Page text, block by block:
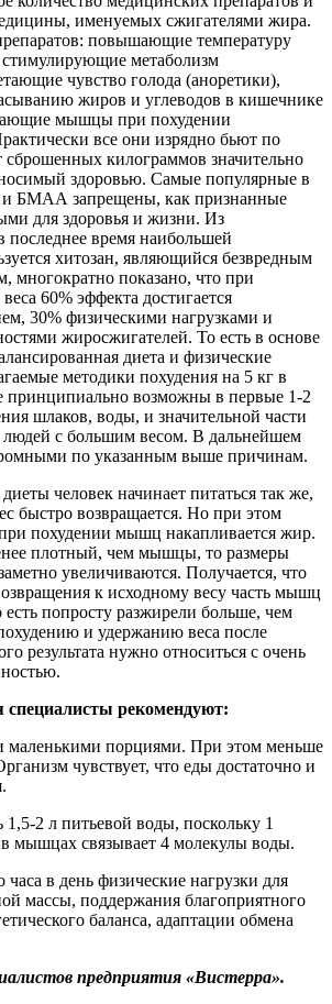
именуемых сжигателями жира.
повышающие температуру
стимулирующие метаболизм
чувство голода (аноретики),
жиров и углеводов в кишечнике
мышцы при похудении
все они изрядно бьют по
сброшенных килограммов значительно
здоровью. Самые популярные в
и БМАА запрещены, как признанные
для здоровья и жизни. Из
последнее время наибольшей
хитозан, являющийся безвредным
многократно показано, что при
60% эффекта достигается
30% физическими нагрузками и
жиросжигателей. То есть в основе
диета и физические
методики похудения на 5 кг в
принципиально возможны в первые 1-2
шлаков, воды, и значительной части
с большим весом. В дальнейшем
по указанным выше причинам.
человек начинает питаться так же,
быстро возвращается. Но при этом
похудении мышц накапливается жир.
плотный, чем мышцы, то размеры
увеличиваются. Получается, что
к исходному весу часть мышц
попросту разжирели больше, чем
и удержанию веса после
результата нужно относиться с очень
специалисты рекомендуют:
порциями. При этом меньше
чувствует, что еды достаточно и
2 л питьевой воды, поскольку 1
в мышцах связывает 4 молекулы воды.
в день физические нагрузки для
массы, поддержания благоприятного
баланса, адаптации обмена
предприятия «Вистерра».